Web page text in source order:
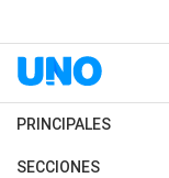
PRINCIPALES
Últimas Noticias
SECCIONES